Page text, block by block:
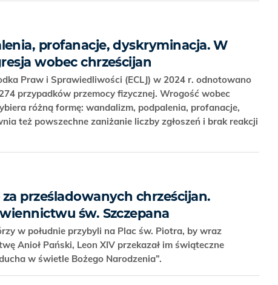
profanacje, dyskryminacja. W
wobec chrześcijan
Praw i Sprawiedliwości (ECLJ) w 2024 r. odnotowano
przypadków przemocy fizycznej. Wrogość wobec
różną formę: wandalizm, podpalenia, profanacje,
też powszechne zaniżanie liczby zgłoszeń i brak reakcji
prześladowanych chrześcijan.
św. Szczepana
w południe przybyli na Plac św. Piotra, by wraz
Anioł Pański, Leon XIV przekazał im świąteczne
w świetle Bożego Narodzenia”.